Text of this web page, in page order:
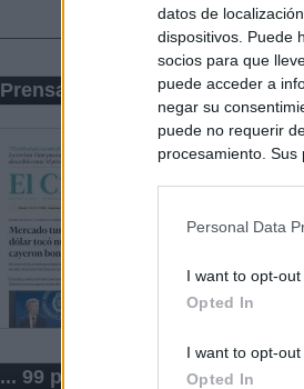
datos de
dispositivos. Puede
socios para que
puede acceder a
negar su
puede no requerir
procesamiento.
Personal Data
I want to opt-
Opted In
I want to opt-
Opted In
Prensa Económica
... 99 periódicos de Argentina